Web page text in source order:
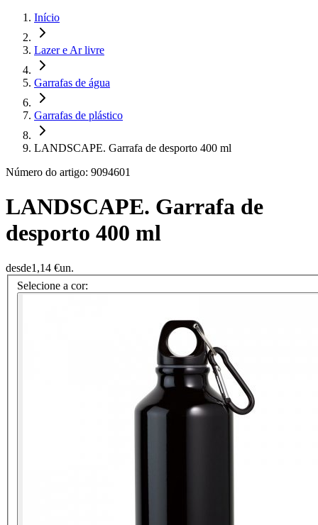
Início
Lazer e Ar livre
Garrafas de água
Garrafas de plástico
LANDSCAPE. Garrafa de desporto 400 ml
Número do artigo: 9094601
LANDSCAPE. Garrafa de
desporto 400 ml
desde1,14 €un.
Selecione a cor: